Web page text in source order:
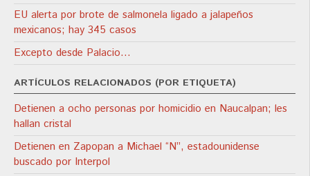
EU alerta por brote de salmonela ligado a jalapeños
mexicanos; hay 345 casos
Excepto desde Palacio…
ARTÍCULOS RELACIONADOS (POR ETIQUETA)
Detienen a ocho personas por homicidio en Naucalpan; les
hallan cristal
Detienen en Zapopan a Michael “N”, estadounidense
buscado por Interpol